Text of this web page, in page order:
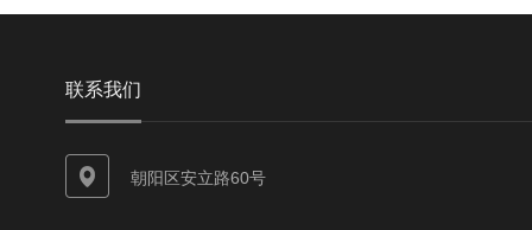
联系我们
朝阳区安立路60号